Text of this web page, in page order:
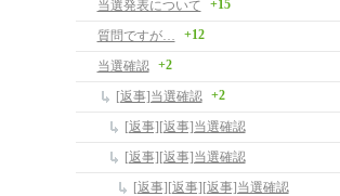
当選発表について
+15
質問ですが… +12
当選確認 +2
[返事]当選確認 +2
[返事][返事]当選確認
[返事][返事]当選確認
[返事][返事][返事]当選確認